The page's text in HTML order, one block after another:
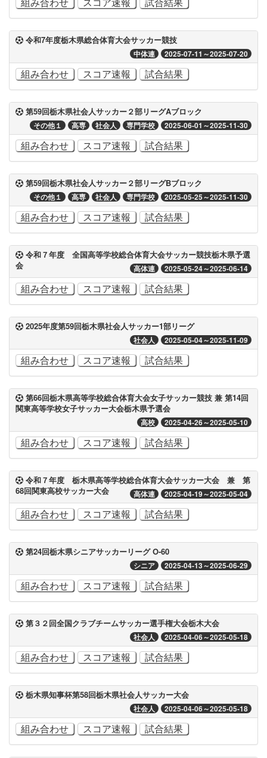
令和7年度栃木県総合体育大会サッカー競技
中体連 2025-07-11～2025-07-20
組み合わせ スコア速報 試合結果
第59回栃木県社会人サッカー２部リーグAブロック
その他１ 高専 社会人 専門学校 2025-06-01～2025-11-30
組み合わせ スコア速報 試合結果
第59回栃木県社会人サッカー２部リーグBブロック
その他１ 高専 社会人 専門学校 2025-05-25～2025-11-30
組み合わせ スコア速報 試合結果
令和７年度 全国高等学校総合体育大会サッカー競技栃木県予選
会
高体連 2025-05-24～2025-06-14
組み合わせ スコア速報 試合結果
2025年度第59回栃木県社会人サッカー1部リーグ
社会人 2025-05-04～2025-11-09
組み合わせ スコア速報 試合結果
第66回栃木県高等学校総合体育大会女子サッカー競技 兼 第14回
関東高等学校女子サッカー大会栃木県予選会
高校 2025-04-26～2025-05-10
組み合わせ スコア速報 試合結果
令和７年度 栃木県高等学校総合体育大会サッカー大会 兼 第
68回関東高校サッカー大会
高体連 2025-04-19～2025-05-04
組み合わせ スコア速報 試合結果
第24回栃木県シニアサッカーリーグ O-60
シニア 2025-04-13～2025-06-29
組み合わせ スコア速報 試合結果
第３２回全国クラブチームサッカー選手権大会栃木大会
社会人 2025-04-06～2025-05-18
組み合わせ スコア速報 試合結果
栃木県知事杯第58回栃木県社会人サッカー大会
社会人 2025-04-06～2025-05-18
組み合わせ スコア速報 試合結果